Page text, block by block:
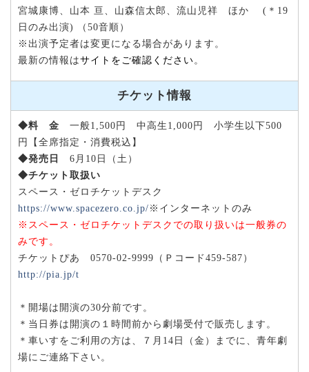
宮城康博、山本 亘、山森信太郎、流山児祥 ほか (＊19
日のみ出演) （50音順）
※出演予定者は変更になる場合があります。
最新の情報はサイトをご確認ください 。
チケット情報
◆料 金 一般1,500円 中高生1,000円 小学生以下500
円【全席指定・消費税込】
◆発売日
6月10日（土）
◆チケット取扱い
スペース・ゼロチケットデスク
https://www.spacezero.co.jp/ ※インターネットのみ
※スペース・ゼロチケットデスクでの取り扱いは一般券の
みです。
チケットぴあ 0570-02-9999（Ｐコード459-587）
http://pia.jp/t
＊開場は開演の30分前です。
＊当日券は開演の１時間前から劇場受付で販売します。
＊車いすをご利用の方は、７月14日（金）までに、青年劇
場にご連絡下さい。